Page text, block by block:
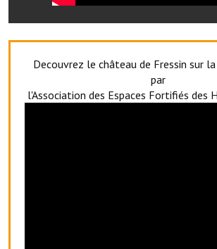
Exploitants agricoles
Agents immobiliers
Réserver une salle
Decouvrez le château de Fressin sur
par
l'Association des Espaces Fortifiés des